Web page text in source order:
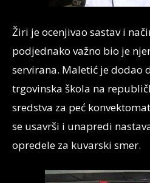
Žiri je ocenjivao sastav i
podjednako važno bio je
servirana. Maletić je dodao
trgovinska škola na
sredstva za peć
se usavrši i unapredi
opredele za kuvarski smer.